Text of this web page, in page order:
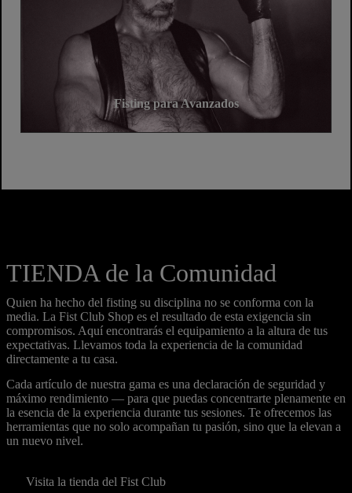
Fisting para Avanzados
TIENDA de la Comunidad
Quien ha hecho del fisting su disciplina no se conforma con la
media. La Fist Club Shop es el resultado de esta exigencia sin
compromisos. Aquí encontrarás el equipamiento a la altura de tus
expectativas. Llevamos toda la experiencia de la comunidad
directamente a tu casa.
Cada artículo de nuestra gama es una declaración de seguridad y
máximo rendimiento — para que puedas concentrarte plenamente en
la esencia de la experiencia durante tus sesiones. Te ofrecemos las
herramientas que no solo acompañan tu pasión, sino que la elevan a
un nuevo nivel.
Visita la tienda del Fist Club